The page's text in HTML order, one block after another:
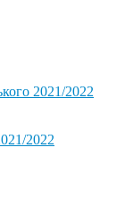
2021/2022
2022